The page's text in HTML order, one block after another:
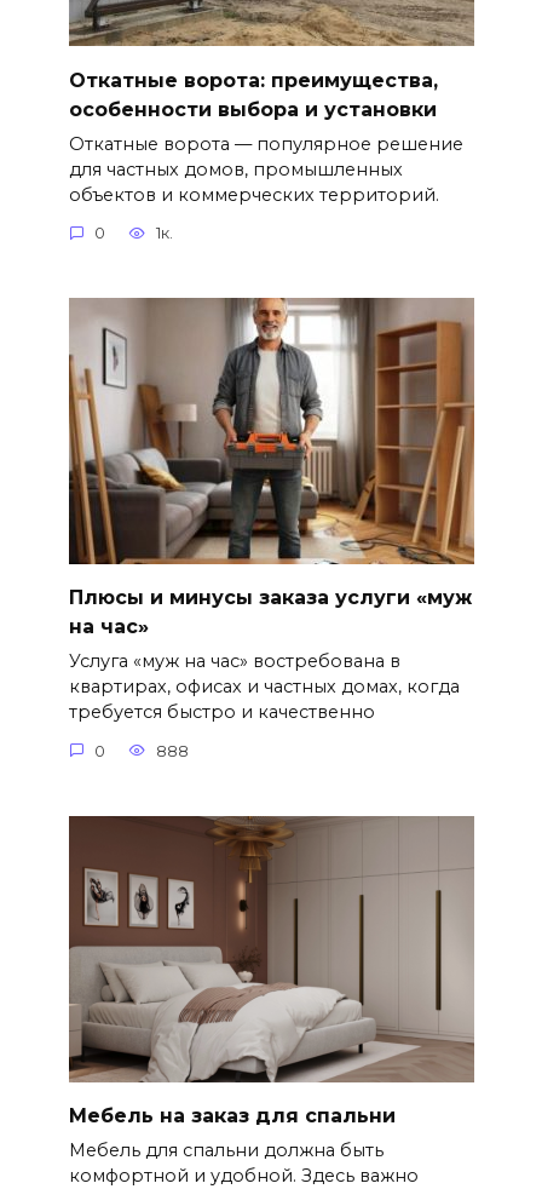
Откатные ворота: преимущества,
особенности выбора и установки
Откатные ворота — популярное решение
для частных домов, промышленных
объектов и коммерческих территорий.
0 1к.
Плюсы и минусы заказа услуги «муж
на час»
Услуга «муж на час» востребована в
квартирах, офисах и частных домах, когда
требуется быстро и качественно
0 888
Мебель на заказ для спальни
Мебель для спальни должна быть
комфортной и удобной. Здесь важно